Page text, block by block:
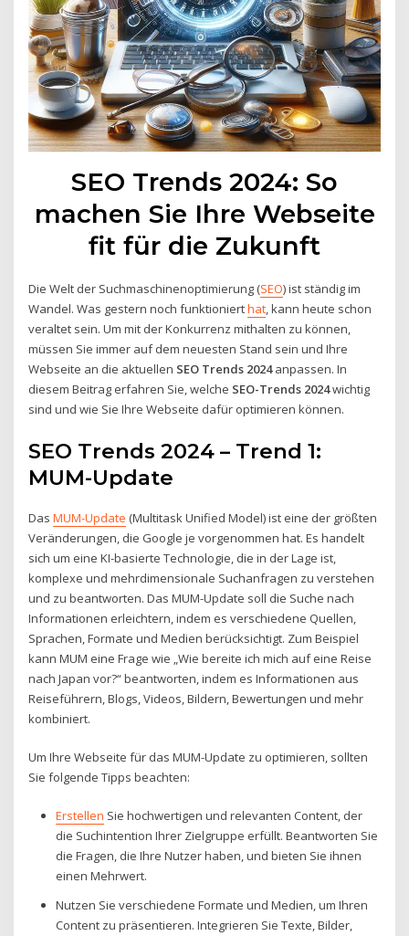
SEO Trends 2024: So
machen Sie Ihre Webseite
fit für die Zukunft
Die Welt der Suchmaschinenoptimierung (SEO) ist ständig im
Wandel. Was gestern noch funktionierthat, kann heute schon
veraltet sein. Um mit der Konkurrenz mithalten zu können,
müssen Sie immer auf dem neuesten Stand sein und Ihre
Webseite an die aktuellen SEO Trends 2024anpassen. In
diesem Beitrag erfahren Sie, welche SEO-Trends 2024wichtig
sind und wie Sie Ihre Webseite dafür optimieren können.
SEO Trends 2024 – Trend 1:
MUM-Update
DasMUM-Update (Multitask Unified Model) ist eine der größten
Veränderungen, die Google je vorgenommen hat. Es handelt
sich um eine KI-basierte Technologie, die in der Lage ist,
komplexe und mehrdimensionale Suchanfragen zu verstehen
und zu beantworten. Das MUM-Update soll die Suche nach
Informationen erleichtern, indem es verschiedene Quellen,
Sprachen, Formate und Medien berücksichtigt. Zum Beispiel
kann MUM eine Frage wie „Wie bereite ich mich auf eine Reise
nach Japan vor?“ beantworten, indem es Informationen aus
Reiseführern, Blogs, Videos, Bildern, Bewertungen und mehr
kombiniert.
Um Ihre Webseite für das MUM-Update zu optimieren, sollten
Sie folgende Tipps beachten:
Erstellen Sie hochwertigen und relevanten Content, der
die Suchintention Ihrer Zielgruppe erfüllt. Beantworten Sie
die Fragen, die Ihre Nutzer haben, und bieten Sie ihnen
einen Mehrwert.
Nutzen Sie verschiedene Formate und Medien, um Ihren
Content zu präsentieren. Integrieren Sie Texte, Bilder,